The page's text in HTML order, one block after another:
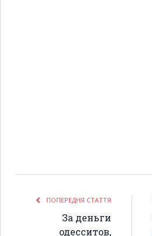
ПОПЕРЕДНЯ СТАТТЯ
За деньги
одесситов,